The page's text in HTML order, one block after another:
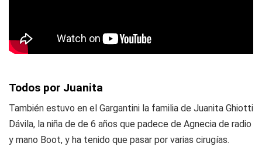
Todos por Juanita
También estuvo en el Gargantini la familia de Juanita Ghiotti
Dávila, la niña de de 6 años que padece de Agnecia de radio
y mano Boot, y ha tenido que pasar por varias cirugías.